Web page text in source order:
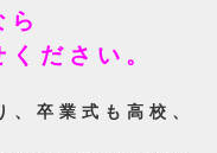
ださい。
、卒業式も高校、